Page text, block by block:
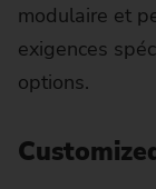
modulaire et
exigences
options.